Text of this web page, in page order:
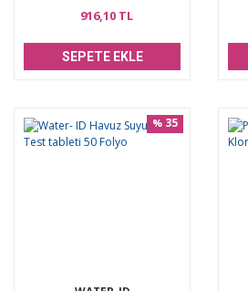
916,10 TL
SEPETE EKLE
% 35